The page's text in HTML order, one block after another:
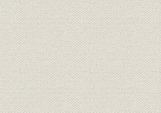
5 直流機
6 誘導電動機
7 変圧器
第5節 昭和時代その3(昭和